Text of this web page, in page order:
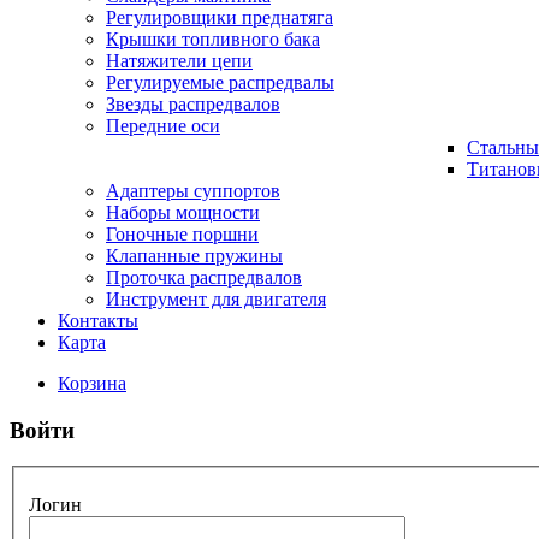
Регулировщики преднатяга
Крышки топливного бака
Натяжители цепи
Регулируемые распредвалы
Звезды распредвалов
Передние оси
Адаптеры суппортов
Наборы мощности
Гоночные поршни
Клапанные пружины
Проточка распредвалов
Инструмент для двигателя
Контакты
Карта
Корзина
Войти
Логин